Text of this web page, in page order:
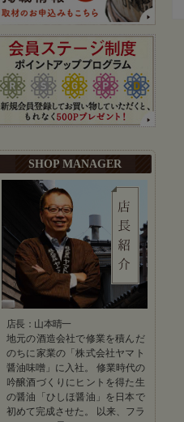
SHOP MANAGER
店長：山本晴一
地元の酒造会社で修業を積んだ
のちに家業の「株式会社ヤマト
醤油味噌」に入社。 修業時代の
吟醸酒づくりにヒントを得た生
の醤油「ひしほ醤油」を日本で
初めて完成させた。 以来、フラ